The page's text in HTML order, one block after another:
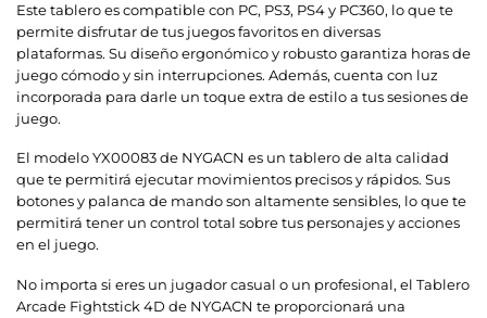
Este tablero es compatible con PC, PS3, PS4 y PC360, lo que te
permite disfrutar de tus juegos favoritos en diversas
plataformas. Su diseño ergonómico y robusto garantiza horas de
juego cómodo y sin interrupciones. Además, cuenta con luz
incorporada para darle un toque extra de estilo a tus sesiones de
juego.
El modelo YX00083 de NYGACN es un tablero de alta calidad
que te permitirá ejecutar movimientos precisos y rápidos. Sus
botones y palanca de mando son altamente sensibles, lo que te
permitirá tener un control total sobre tus personajes y acciones
en el juego.
No importa si eres un jugador casual o un profesional, el Tablero
Arcade Fightstick 4D de NYGACN te proporcionará una